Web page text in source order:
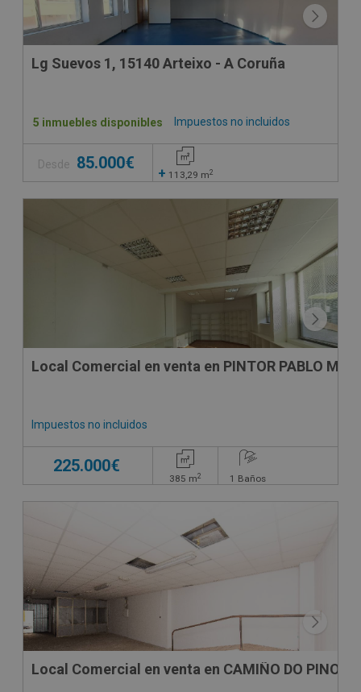
Lg Suevos 1, 15140 Arteixo - A Coruña
Impuestos no incluidos
5 inmuebles disponibles
Desde 85.000€
+ 113,29 m2
Local Comercial en venta en PINTOR PABLO
Impuestos no incluidos
225.000€
385 m2 1 Baños
Local Comercial en venta en CAMIÑO DO PINO, -